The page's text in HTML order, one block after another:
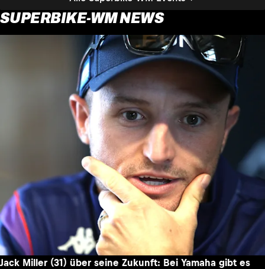
SUPERBIKE-WM NEWS
Jack Miller (31) über seine Zukunft: Bei Yamaha gibt es